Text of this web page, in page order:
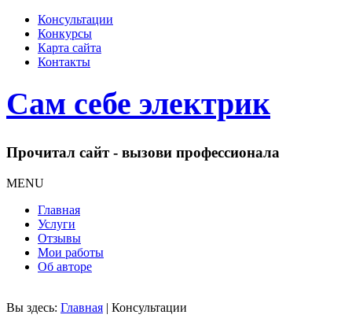
Консультации
Конкурсы
Карта сайта
Контакты
Сам себе электрик
Прочитал сайт - вызови профессионала
MENU
Главная
Услуги
Отзывы
Мои работы
Об авторе
Вы здесь: Главная | Консультации